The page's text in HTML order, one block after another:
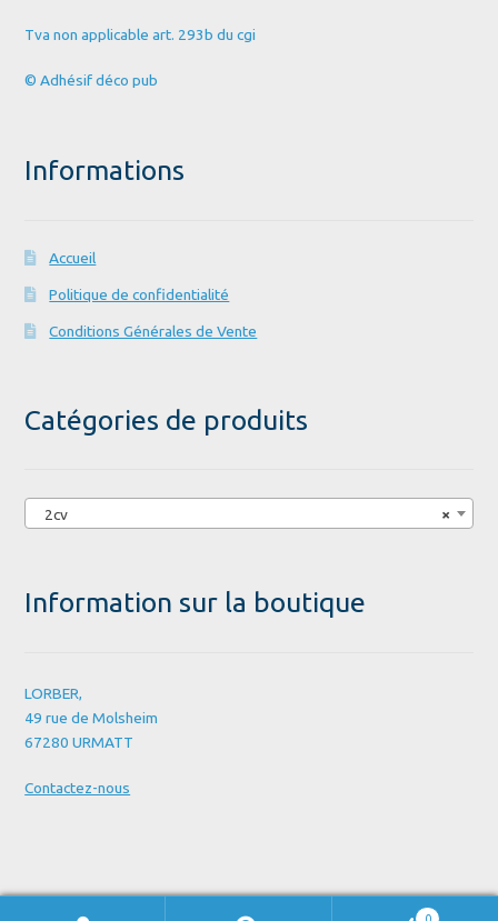
Tva non applicable art. 293b du cgi
© Adhésif déco pub
Informations
Accueil
Politique de confidentialité
Conditions Générales de Vente
Catégories de produits
×
2cv
Information sur la boutique
LORBER,
49 rue de Molsheim
67280 URMATT
Contactez-nous